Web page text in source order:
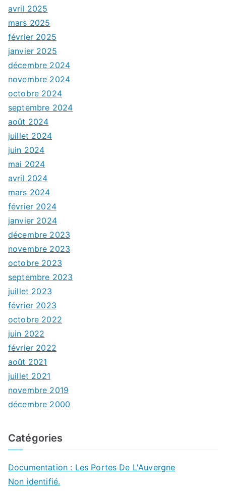
avril 2025
mars 2025
février 2025
janvier 2025
décembre 2024
novembre 2024
octobre 2024
septembre 2024
août 2024
juillet 2024
juin 2024
mai 2024
avril 2024
mars 2024
février 2024
janvier 2024
décembre 2023
novembre 2023
octobre 2023
septembre 2023
juillet 2023
février 2023
octobre 2022
juin 2022
février 2022
août 2021
juillet 2021
novembre 2019
décembre 2000
Catégories
Documentation : Les Portes De L'Auvergne
Non identifié.